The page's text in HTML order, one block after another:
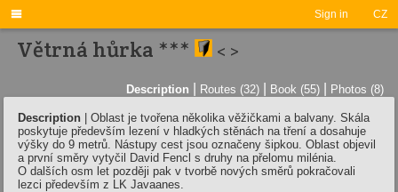
Sign in CZ

Větrná hůrka *** < >
Description Routes (32) Book (55) Photos (8)
Description
Oblast je tvořena několika věžičkami a balvany. Skála
poskytuje především lezení v hladkých stěnách na tření a dosahuje
výšky do 9 metrů. Nástupy cest jsou označeny šipkou. Oblast objevil
a první směry vytyčil David Fencl s druhy na přelomu milénia.
O dalších osm let později pak v tvorbě nových směrů pokračovali
lezci především z LK Javaanes.